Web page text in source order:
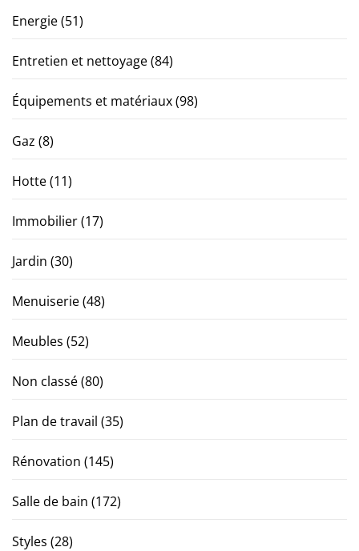
Energie(51)
Entretien et nettoyage(84)
Équipements et matériaux(98)
Gaz (8)
Hotte(11)
Immobilier(17)
Jardin (30)
Menuiserie(48)
Meubles (52)
Non classé(80)
Plan de travail (35)
Rénovation (145)
Salle de bain (172)
Styles (28)